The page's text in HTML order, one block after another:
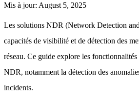
Mis à jour: August 5, 2025
Les solutions NDR (Network Detection
capacités de visibilité et de détection des
réseau. Ce guide explore les fonctionnalités
NDR, notamment la détection des
incidents.